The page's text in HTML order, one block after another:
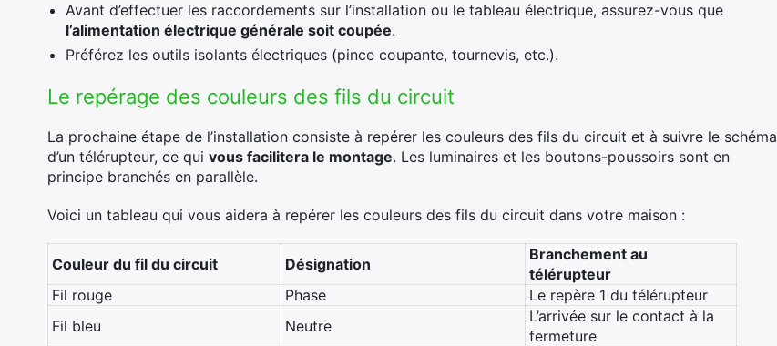
Avant d’effectuer les raccordements sur l’installation ou le tableau électrique, assurez-vous que
l’alimentation électrique générale soit coupée.
Préférez les outils isolants électriques (pince coupante, tournevis, etc.).
Le repérage des couleurs des fils du circuit
La prochaine étape de l’installation consiste à repérer les couleurs des fils du circuit et à suivre le schéma
d’un télérupteur, ce qui vous facilitera le montage. Les luminaires et les boutons-poussoirs sont en
principe branchés en parallèle.
Voici un tableau qui vous aidera à repérer les couleurs des fils du circuit dans votre maison :
Couleur du fil du circuit Désignation
Branchement au
télérupteur
Fil rouge
Phase
Le repère 1 du télérupteur
Fil bleu
Neutre
L’arrivée sur le contact à la
fermeture